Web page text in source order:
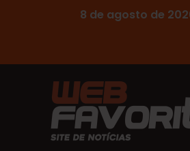
8 de agosto de